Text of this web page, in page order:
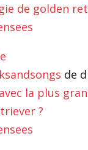
de golden
de
la plus
?